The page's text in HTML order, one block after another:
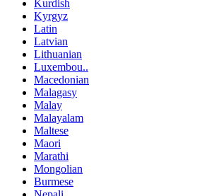
Kurdish
Kyrgyz
Latin
Latvian
Lithuanian
Luxembou..
Macedonian
Malagasy
Malay
Malayalam
Maltese
Maori
Marathi
Mongolian
Burmese